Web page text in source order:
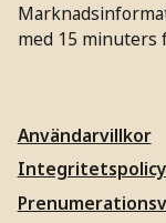
med 15 minuters
Användarvillkor
Integritetspolicy